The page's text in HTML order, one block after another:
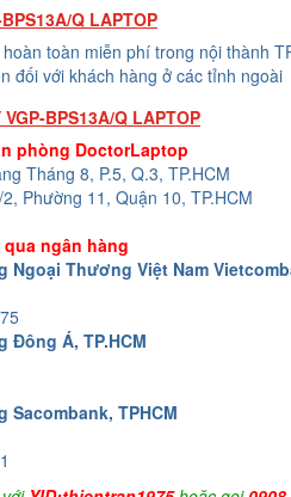
Q LAPTOP
toàn miễn phí trong nội thành
đối với khách hàng ở các tỉnh ngoài
BPS13A/Q LAPTOP
phòng DoctorLaptop
Tháng 8, P.5, Q.3, TP.HCM
Phường 11, Quận 10, TP.HCM
ngân hàng
Ngoại Thương Việt Nam
Đông Á, TP.HCM
Sacombank, TPHCM